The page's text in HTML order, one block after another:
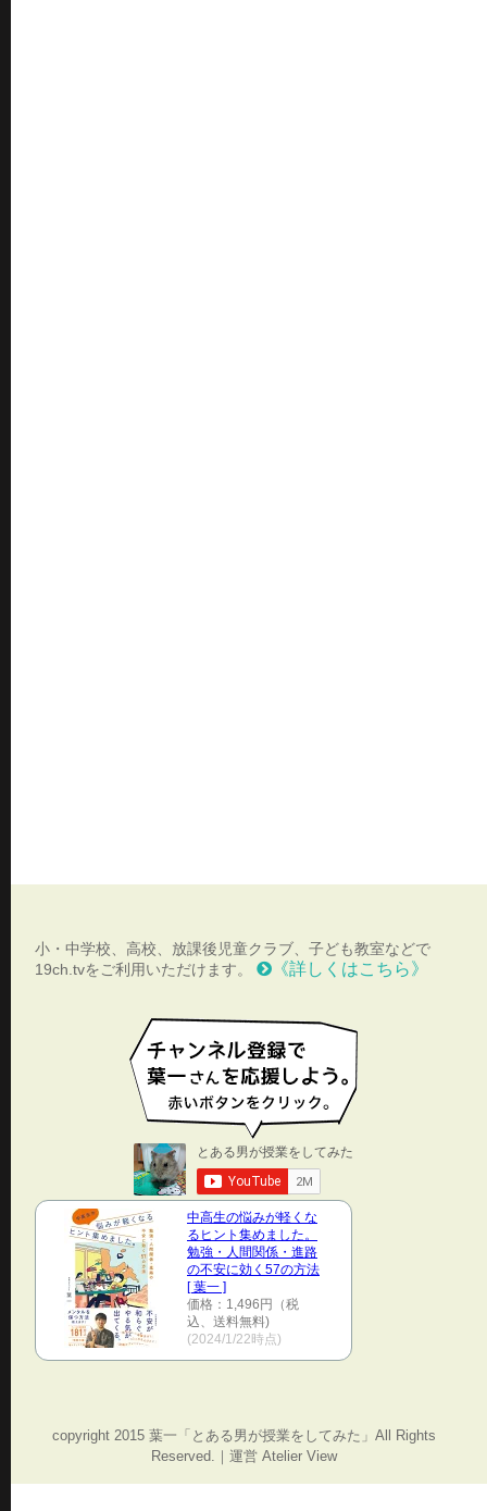
小・中学校、高校、放課後児童クラブ、子ども教室などで
19ch.tvをご利用いただけます。
《詳しくはこちら》
中高生の悩みが軽くな
るヒント集めました。
勉強・人間関係・進路
の不安に効く57の方法
[ 葉一 ]
価格：1,496円（税
込、送料無料)
(2024/1/22時点)
copyright 2015 葉一「とある男が授業をしてみた」All Rights
Reserved.｜運営 Atelier View